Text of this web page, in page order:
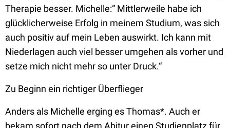
Therapie besser. Michelle:“ Mittlerweile habe ich
glücklicherweise Erfolg in meinem Studium, was sich
auch positiv auf mein Leben auswirkt. Ich kann mit
Niederlagen auch viel besser umgehen als vorher und
setze mich nicht mehr so unter Druck.“
Zu Beginn ein richtiger Überflieger
Anders als Michelle erging es Thomas*. Auch er
bekam sofort nach dem Abitur einen Studienplatz für